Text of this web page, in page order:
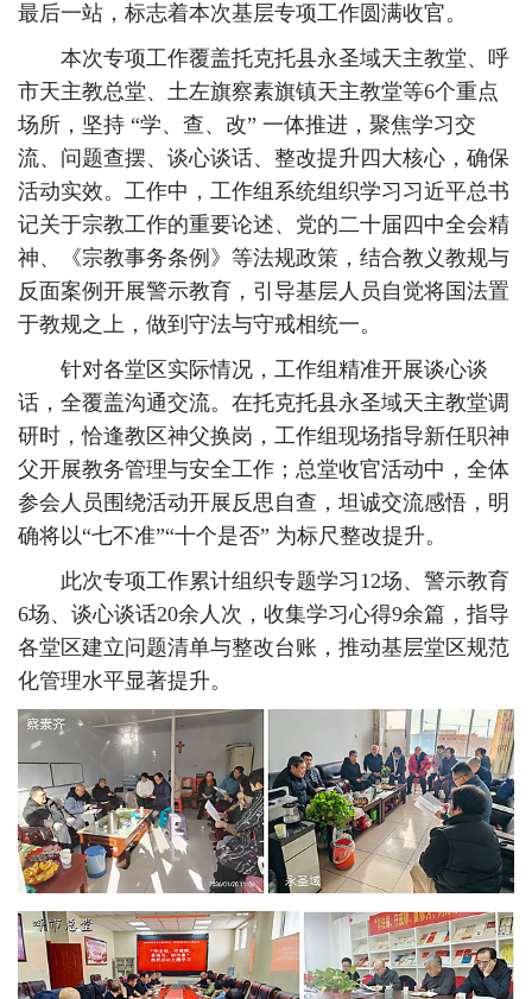
最后一站，标志着本次基层专项工作圆满收官。
本次专项工作覆盖托克托县永圣域天主教堂、呼
市天主教总堂、土左旗察素旗镇天主教堂等6个重点
场所，坚持 “学、查、改” 一体推进，聚焦学习交
流、问题查摆、谈心谈话、整改提升四大核心，确保
活动实效。工作中，工作组系统组织学习习近平总书
记关于宗教工作的重要论述、党的二十届四中全会精
神、《宗教事务条例》等法规政策，结合教义教规与
反面案例开展警示教育，引导基层人员自觉将国法置
于教规之上，做到守法与守戒相统一。
针对各堂区实际情况，工作组精准开展谈心谈
话，全覆盖沟通交流。在托克托县永圣域天主教堂调
研时，恰逢教区神父换岗，工作组现场指导新任职神
父开展教务管理与安全工作；总堂收官活动中，全体
参会人员围绕活动开展反思自查，坦诚交流感悟，明
确将以“七不准”“十个是否” 为标尺整改提升。
此次专项工作累计组织专题学习12场、警示教育
6场、谈心谈话20余人次，收集学习心得9余篇，指导
各堂区建立问题清单与整改台账，推动基层堂区规范
化管理水平显著提升。